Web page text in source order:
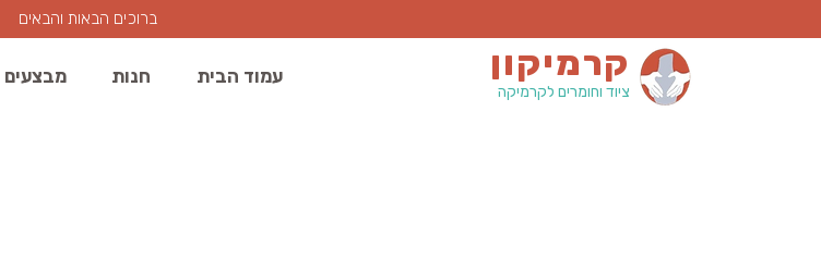
עמוד הבית חנות מבצעים קרמיקון
ציוד וחומרים לקרמיקה
ברוכים הבאות והבאים